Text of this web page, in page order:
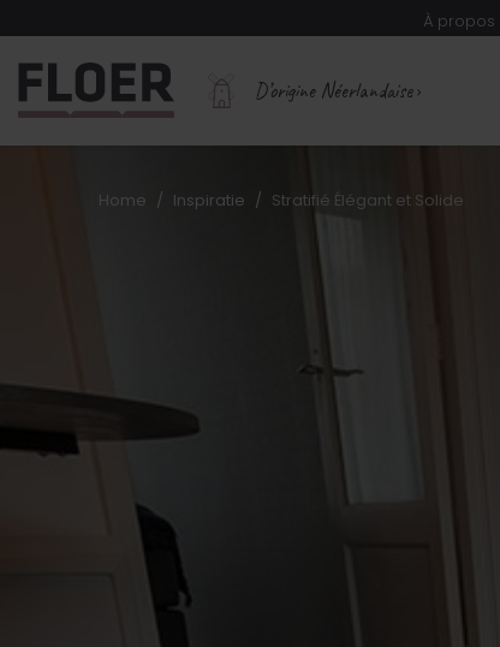
À
D’origine Néerlandaise
Home Inspiratie Stratifié Élégant et Solide